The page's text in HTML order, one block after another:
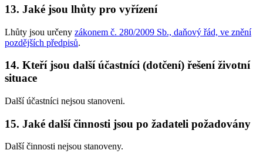
13. Jaké jsou lhůty pro vyřízení
Lhůty jsou určeny zákonem č. 280/2009 Sb., daňový řád, ve znění
pozdějších předpisů.
14. Kteří jsou další účastníci (dotčení) řešení životní
situace
Další účastníci nejsou stanoveni.
15. Jaké další činnosti jsou po žadateli požadovány
Další činnosti nejsou stanoveny.